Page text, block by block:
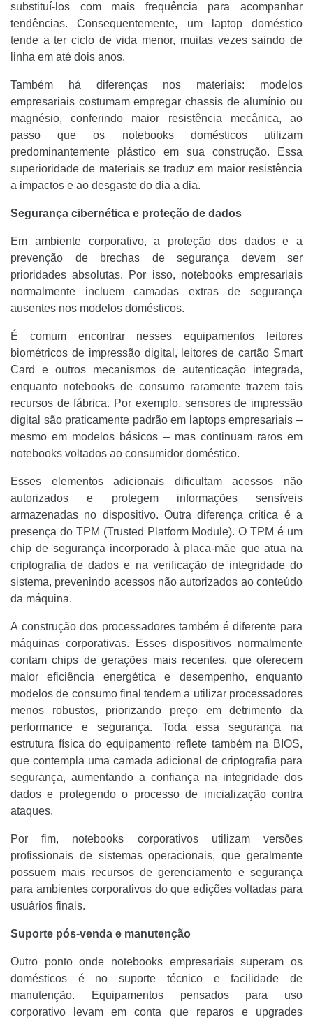
substituí-los com mais frequência para acompanhar
tendências. Consequentemente, um laptop doméstico
tende a ter ciclo de vida menor, muitas vezes saindo de
linha em até dois anos.
Também há diferenças nos materiais: modelos
empresariais costumam empregar chassis de alumínio ou
magnésio, conferindo maior resistência mecânica, ao
passo que os notebooks domésticos utilizam
predominantemente plástico em sua construção. Essa
superioridade de materiais se traduz em maior resistência
a impactos e ao desgaste do dia a dia.
Segurança cibernética e proteção de dados
Em ambiente corporativo, a proteção dos dados e a
prevenção de brechas de segurança devem ser
prioridades absolutas. Por isso, notebooks empresariais
normalmente incluem camadas extras de segurança
ausentes nos modelos domésticos.
É comum encontrar nesses equipamentos leitores
biométricos de impressão digital, leitores de cartão Smart
Card e outros mecanismos de autenticação integrada,
enquanto notebooks de consumo raramente trazem tais
recursos de fábrica. Por exemplo, sensores de impressão
digital são praticamente padrão em laptops empresariais –
mesmo em modelos básicos – mas continuam raros em
notebooks voltados ao consumidor doméstico.
Esses elementos adicionais dificultam acessos não
autorizados e protegem informações sensíveis
armazenadas no dispositivo. Outra diferença crítica é a
presença do TPM (Trusted Platform Module). O TPM é um
chip de segurança incorporado à placa-mãe que atua na
criptografia de dados e na verificação de integridade do
sistema, prevenindo acessos não autorizados ao conteúdo
da máquina.
A construção dos processadores também é diferente para
máquinas corporativas. Esses dispositivos normalmente
contam chips de gerações mais recentes, que oferecem
maior eficiência energética e desempenho, enquanto
modelos de consumo final tendem a utilizar processadores
menos robustos, priorizando preço em detrimento da
performance e segurança. Toda essa segurança na
estrutura física do equipamento reflete também na BIOS,
que contempla uma camada adicional de criptografia para
segurança, aumentando a confiança na integridade dos
dados e protegendo o processo de inicialização contra
ataques.
Por fim, notebooks corporativos utilizam versões
profissionais de sistemas operacionais, que geralmente
possuem mais recursos de gerenciamento e segurança
para ambientes corporativos do que edições voltadas para
usuários finais.
Suporte pós-venda e manutenção
Outro ponto onde notebooks empresariais superam os
domésticos é no suporte técnico e facilidade de
manutenção. Equipamentos pensados para uso
corporativo levam em conta que reparos e upgrades